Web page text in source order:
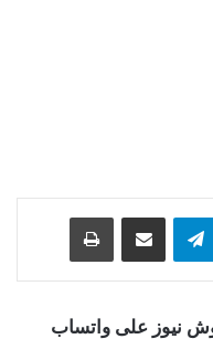
تيلقرام
نيوز على واتساب